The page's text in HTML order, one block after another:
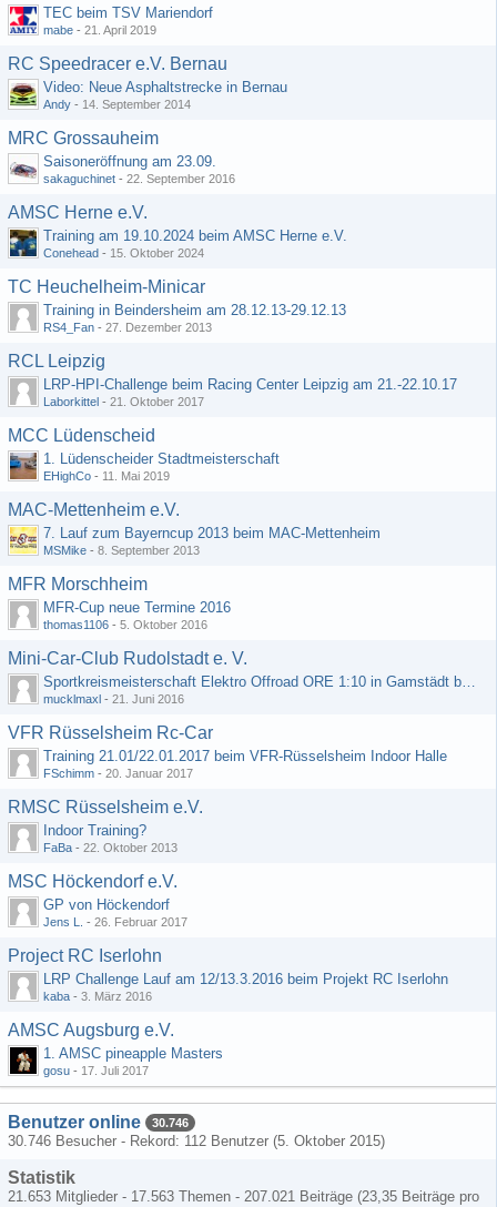
TEC beim TSV Mariendorf
mabe - 21. April 2019
RC Speedracer e.V. Bernau
Video: Neue Asphaltstrecke in Bernau
Andy - 14. September 2014
MRC Grossauheim
Saisoneröffnung am 23.09.
sakaguchinet - 22. September 2016
AMSC Herne e.V.
Training am 19.10.2024 beim AMSC Herne e.V.
Conehead - 15. Oktober 2024
TC Heuchelheim-Minicar
Training in Beindersheim am 28.12.13-29.12.13
RS4_Fan - 27. Dezember 2013
RCL Leipzig
LRP-HPI-Challenge beim Racing Center Leipzig am 21.-22.10.17
Laborkittel - 21. Oktober 2017
MCC Lüdenscheid
1. Lüdenscheider Stadtmeisterschaft
EHighCo - 11. Mai 2019
MAC-Mettenheim e.V.
7. Lauf zum Bayerncup 2013 beim MAC-Mettenheim
MSMike - 8. September 2013
MFR Morschheim
MFR-Cup neue Termine 2016
thomas1106 - 5. Oktober 2016
Mini-Car-Club Rudolstadt e. V.
Sportkreismeisterschaft Elektro Offroad ORE 1:10 in Gamstädt bei Erfurt, Outdoor mit Indoor Ausweichmöglichkeit!!!
mucklmaxl - 21. Juni 2016
VFR Rüsselsheim Rc-Car
Training 21.01/22.01.2017 beim VFR-Rüsselsheim Indoor Halle
FSchimm - 20. Januar 2017
RMSC Rüsselsheim e.V.
Indoor Training?
FaBa - 22. Oktober 2013
MSC Höckendorf e.V.
GP von Höckendorf
Jens L. - 26. Februar 2017
Project RC Iserlohn
LRP Challenge Lauf am 12/13.3.2016 beim Projekt RC Iserlohn
kaba - 3. März 2016
AMSC Augsburg e.V.
1. AMSC pineapple Masters
gosu - 17. Juli 2017
Benutzer online 30.746
30.746 Besucher - Rekord: 112 Benutzer (5. Oktober 2015)
Statistik
21.653 Mitglieder - 17.563 Themen - 207.021 Beiträge (23,35 Beiträge pro